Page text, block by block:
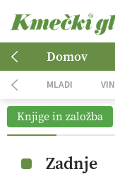
Domov
MLADI
Knjige in založba
Zadnje